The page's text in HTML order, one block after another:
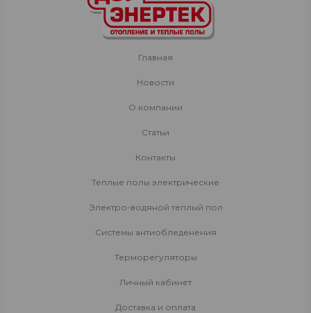
Главная
Новости
О компании
Статьи
Контакты
Теплые полы электрические
Электро-водяной теплый пол
Системы антиобледенения
Терморегуляторы
Личный кабинет
Доставка и оплата